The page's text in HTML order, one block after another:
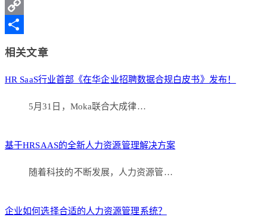
Weibo
LinkedIn
Copy
相关文章
HR SaaS行业首部《在华企业招聘数据合规白皮书》发布！
5月31日，Moka联合大成律…
基于HRSAAS的全新人力资源管理解决方案
随着科技的不断发展，人力资源管…
企业如何选择合适的人力资源管理系统？